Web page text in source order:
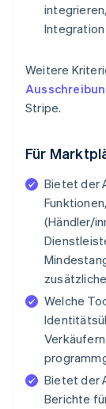
Weitere
Stripe.
Für
Bietet der
(Händler/
Welche
Bietet der
Berichte